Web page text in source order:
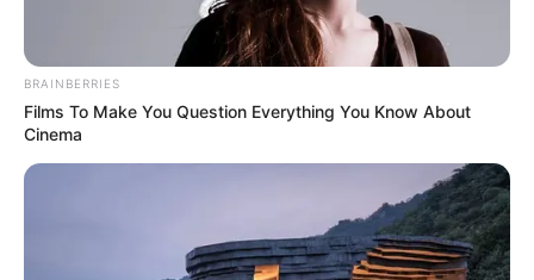
são essenciais para ajudar a manter
a ordem em diversos cômodos da casa. Além de
serem funcionais para a arrumação, esse tipo de
BRAINBERRIES
Films To Make You Question Everything You Know About
Cinema